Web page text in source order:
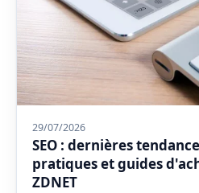
29/07/2026
SEO : dernières
pratiques et guides
ZDNET